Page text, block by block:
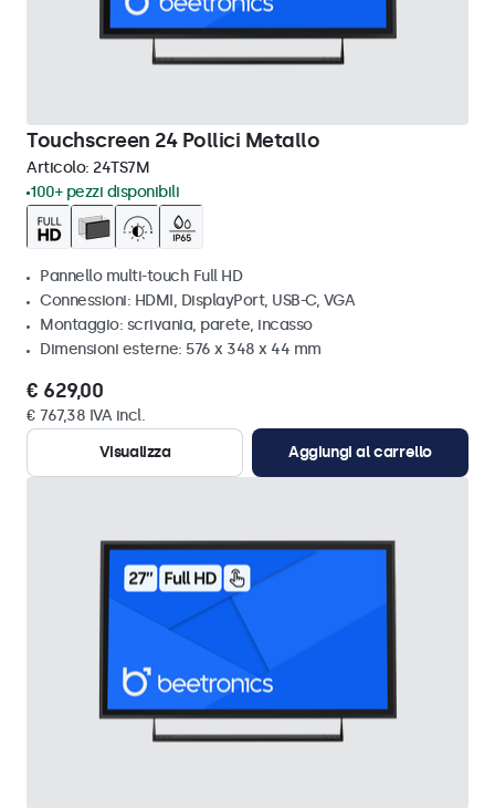
Touchscreen 24 Pollici Metallo
Articolo: 24TS7M
100+ pezzi disponibili
Pannello multi-touch Full HD
Connessioni: HDMI, DisplayPort, USB-C, VGA
Montaggio: scrivania, parete, incasso
Dimensioni esterne: 576 x 348 x 44 mm
€ 629,00
€ 767,38 IVA incl.
Visualizza
Aggiungi al carrello